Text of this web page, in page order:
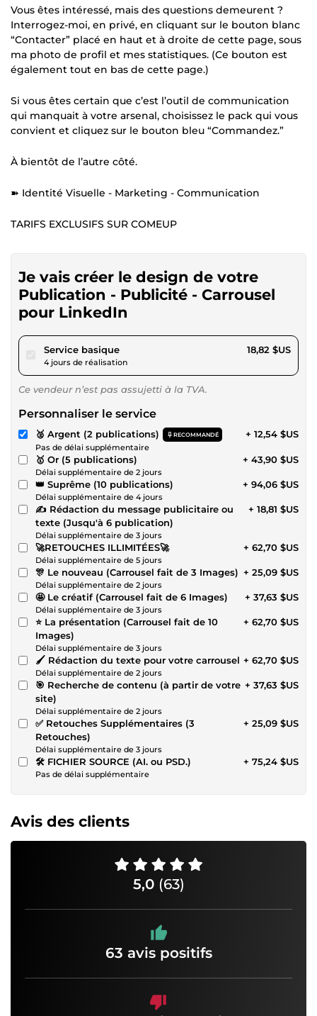
Vous êtes intéressé, mais des questions demeurent ?
Interrogez-moi, en privé, en cliquant sur le bouton blanc
“Contacter” placé en haut et à droite de cette page, sous
ma photo de profil et mes statistiques. (Ce bouton est
également tout en bas de cette page.)
Si vous êtes certain que c’est l’outil de communication
qui manquait à votre arsenal, choisissez le pack qui vous
convient et cliquez sur le bouton bleu “Commandez.”
À bientôt de l’autre côté.
➽ Identité Visuelle - Marketing - Communication
TARIFS EXCLUSIFS SUR COMEUP
Je vais créer le design de votre
Publication - Publicité - Carrousel
pour LinkedIn
Service basiquepour 17,34 $US
4 jours de réalisation
18,82 $US
Ce vendeur n’est pas assujetti à la TVA.
Personnaliser le service
🥈 Argent (2 publications) RECOMMANDÉ
Pas de délai supplémentaire
+ 12,54 $US
🥇 Or (5 publications)
Délai supplémentaire de 2 jours
+ 43,90 $US
👑 Suprême (10 publications)
Délai supplémentaire de 4 jours
+ 94,06 $US
✍️ Rédaction du message publicitaire ou
texte (Jusqu'à 6 publication)
Délai supplémentaire de 3 jours
+ 18,81 $US
🚀RETOUCHES ILLIMITÉES🚀
Délai supplémentaire de 5 jours
+ 62,70 $US
🎊 Le nouveau (Carrousel fait de 3 Images)
Délai supplémentaire de 2 jours
+ 25,09 $US
🤩 Le créatif (Carrousel fait de 6 Images)
Délai supplémentaire de 3 jours
+ 37,63 $US
⭐ La présentation (Carrousel fait de 10
Images)
Délai supplémentaire de 3 jours
+ 62,70 $US
🖌 Rédaction du texte pour votre carrousel
Délai supplémentaire de 2 jours
+ 62,70 $US
🎯 Recherche de contenu (à partir de votre
site)
Délai supplémentaire de 2 jours
+ 37,63 $US
✅ Retouches Supplémentaires (3
Retouches)
Délai supplémentaire de 3 jours
+ 25,09 $US
🛠 FICHIER SOURCE (AI. ou PSD.)
Pas de délai supplémentaire
+ 75,24 $US
Avis des clients
5,0 (63)
63 avis positifs